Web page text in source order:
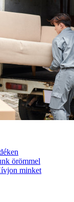
örömmel
minket